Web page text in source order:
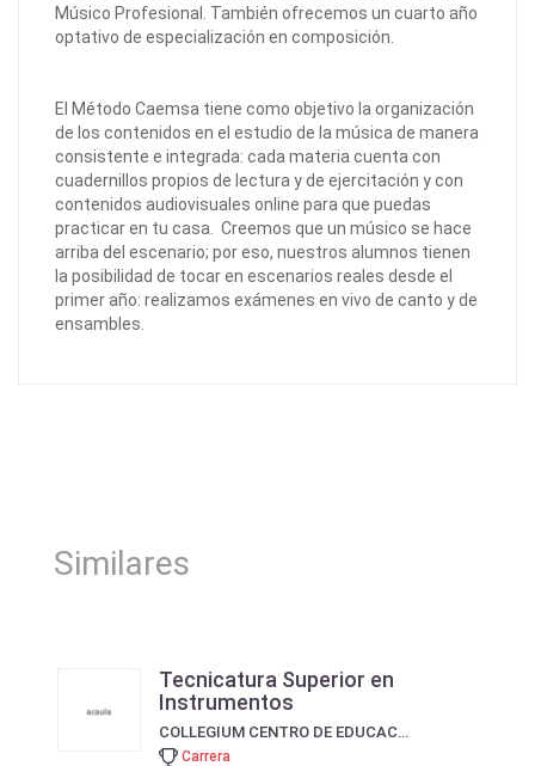
Músico Profesional. También ofrecemos un cuarto año
optativo de especialización en composición.
El Método Caemsa tiene como objetivo la organización
de los contenidos en el estudio de la música de manera
consistente e integrada: cada materia cuenta con
cuadernillos propios de lectura y de ejercitación y con
contenidos audiovisuales online para que puedas
practicar en tu casa. Creemos que un músico se hace
arriba del escenario; por eso, nuestros alumnos tienen
la posibilidad de tocar en escenarios reales desde el
primer año: realizamos exámenes en vivo de canto y de
ensambles.
Similares
Tecnicatura Superior en
Instrumentos
COLLEGIUM CENTRO DE EDUCACIÓN E INVESTIGACIONES MUSICALES
Carrera